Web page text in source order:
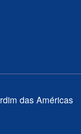
das Américas